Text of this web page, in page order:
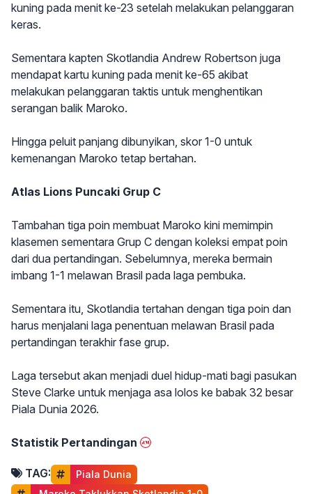
kuning pada menit ke-23 setelah melakukan pelanggaran
keras.
Sementara kapten Skotlandia Andrew Robertson juga
mendapat kartu kuning pada menit ke-65 akibat
melakukan pelanggaran taktis untuk menghentikan
serangan balik Maroko.
Hingga peluit panjang dibunyikan, skor 1-0 untuk
kemenangan Maroko tetap bertahan.
Atlas Lions Puncaki Grup C
Tambahan tiga poin membuat Maroko kini memimpin
klasemen sementara Grup C dengan koleksi empat poin
dari dua pertandingan. Sebelumnya, mereka bermain
imbang 1-1 melawan Brasil pada laga pembuka.
Sementara itu, Skotlandia tertahan dengan tiga poin dan
harus menjalani laga penentuan melawan Brasil pada
pertandingan terakhir fase grup.
Laga tersebut akan menjadi duel hidup-mati bagi pasukan
Steve Clarke untuk menjaga asa lolos ke babak 32 besar
Piala Dunia 2026.
Statistik Pertandingan
TAG:
Piala Dunia